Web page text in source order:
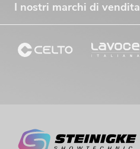
I nostri marchi di vendita